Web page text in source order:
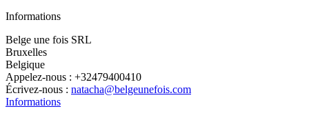
Informations
Belge une fois SRL
Bruxelles
Belgique
Appelez-nous : +32479400410
Écrivez-nous : natacha@belgeunefois.com
Informations